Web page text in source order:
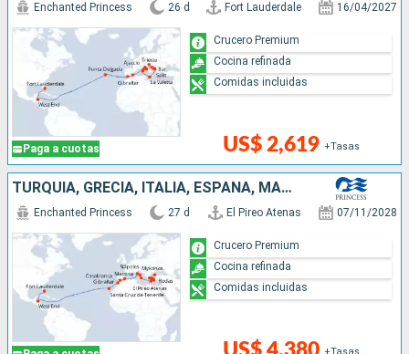
Paga a cuotas
Enchanted Princess 26 d Fort Lauderdale 16/04/2027
US$ 2,619 +Tasas
Crucero Premium
Cocina refinada
Comidas incluidas
TURQUÍA, GRECIA, ITALIA, ESPAÑA, MARRUECOS, HONDURAS, ESTADOS UNIDOS
Enchanted Princess 27 d El Pireo Atenas 07/11/2028
Crucero Premium
Cocina refinada
Comidas incluidas